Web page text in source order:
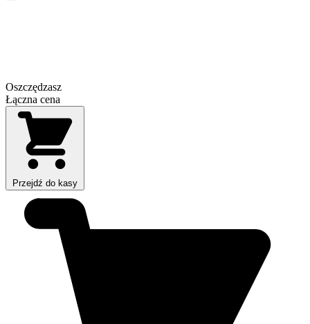
Oszczędzasz
Łączna cena
Przejdź do kasy